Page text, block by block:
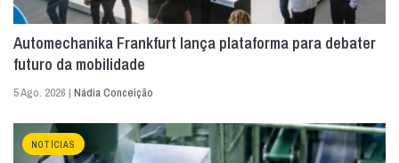
Automechanika Frankfurt lança plataforma para debater
futuro da mobilidade
5 Ago. 2026 | Nádia Conceição
NOTÍCIAS